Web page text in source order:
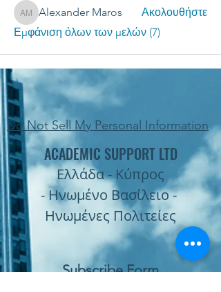
Alexander Maros
Alexander Maros
Ακολουθήστε
Εμφάνιση όλων των μελών (7)
Do Not Sell My Personal Information
ACADEMIC SUPPORT LTD
Ελλάδα - Κύπρος
- Ηνωμένο Βασίλειο -
Ηνωμένες Πολιτείες
Subscribe Form